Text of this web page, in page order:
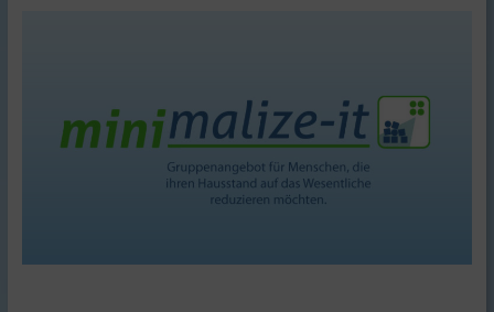
bietet
Beratung